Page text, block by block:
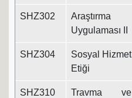
SHZ302
Araştırma
Uygulaması II
SHZ304
Sosyal Hizmet
Etiği
SHZ310
Travma ve